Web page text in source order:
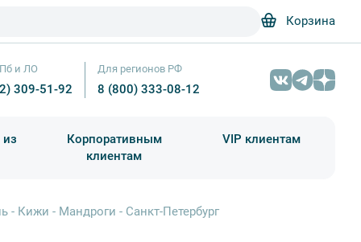
Корзина
и ЛО
309-51-92
Для регионов РФ
8 (800) 333-08-12
Корпоративным
клиентам
VIP клиентам
- Кижи - Мандроги - Санкт-Петербург